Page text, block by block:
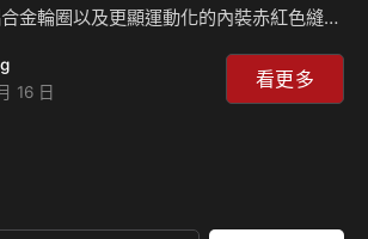
金輪圈以及更顯運動化的內裝赤紅色縫線
Proactive Touring車型為基礎，並簡化
Urban Sport，正式售價同步下調為78.9
輔助氣囊，提供消費者同級價格帶內最
備。24年式 M…
16 日
看更多